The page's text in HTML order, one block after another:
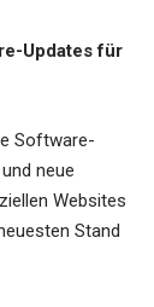
Updates für
Software-
neue
Websites
Stand